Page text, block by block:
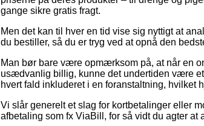
gange sikre gratis fragt.
Men det kan til hver en tid vise sig nyttigt at
du bestiller, så du er tryg ved at opnå den
Man bør bare være opmærksom på, at når en
usædvanlig billig, kunne det undertiden være
hvert fald inkluderet i en foranstaltning, hvilket
Vi slår generelt et slag for kortbetalinger eller
afbetaling som fx ViaBill, for så vidt du agter at